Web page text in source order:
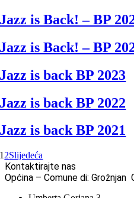
Jazz is Back! – BP
Jazz is Back! – BP
Jazz is back BP 2023
Jazz is back BP 2022
Jazz is back BP 2021
1 2Slijedeća
Kontaktirajte nas
Općina – Comune di: Grožnjan